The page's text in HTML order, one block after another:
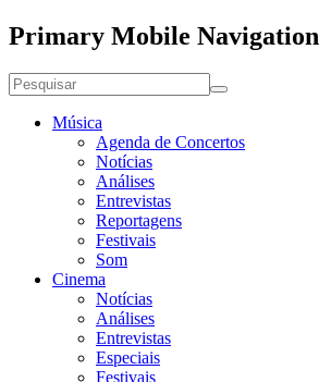
Primary Mobile Navigation
Música
Agenda de Concertos
Notícias
Análises
Entrevistas
Reportagens
Festivais
Som
Cinema
Notícias
Análises
Entrevistas
Especiais
Festivais